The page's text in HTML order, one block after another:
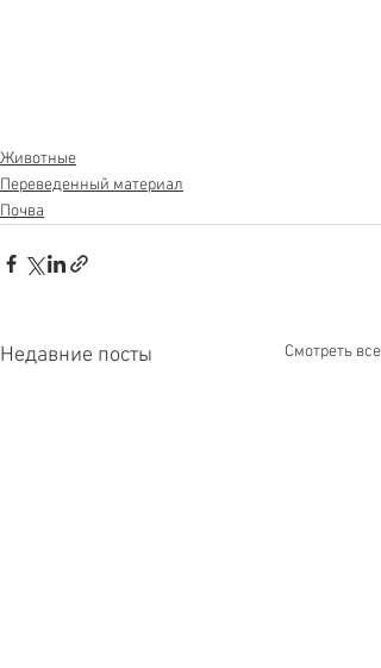
Животные
Переведенный материал
Почва
Недавние посты Смотреть все